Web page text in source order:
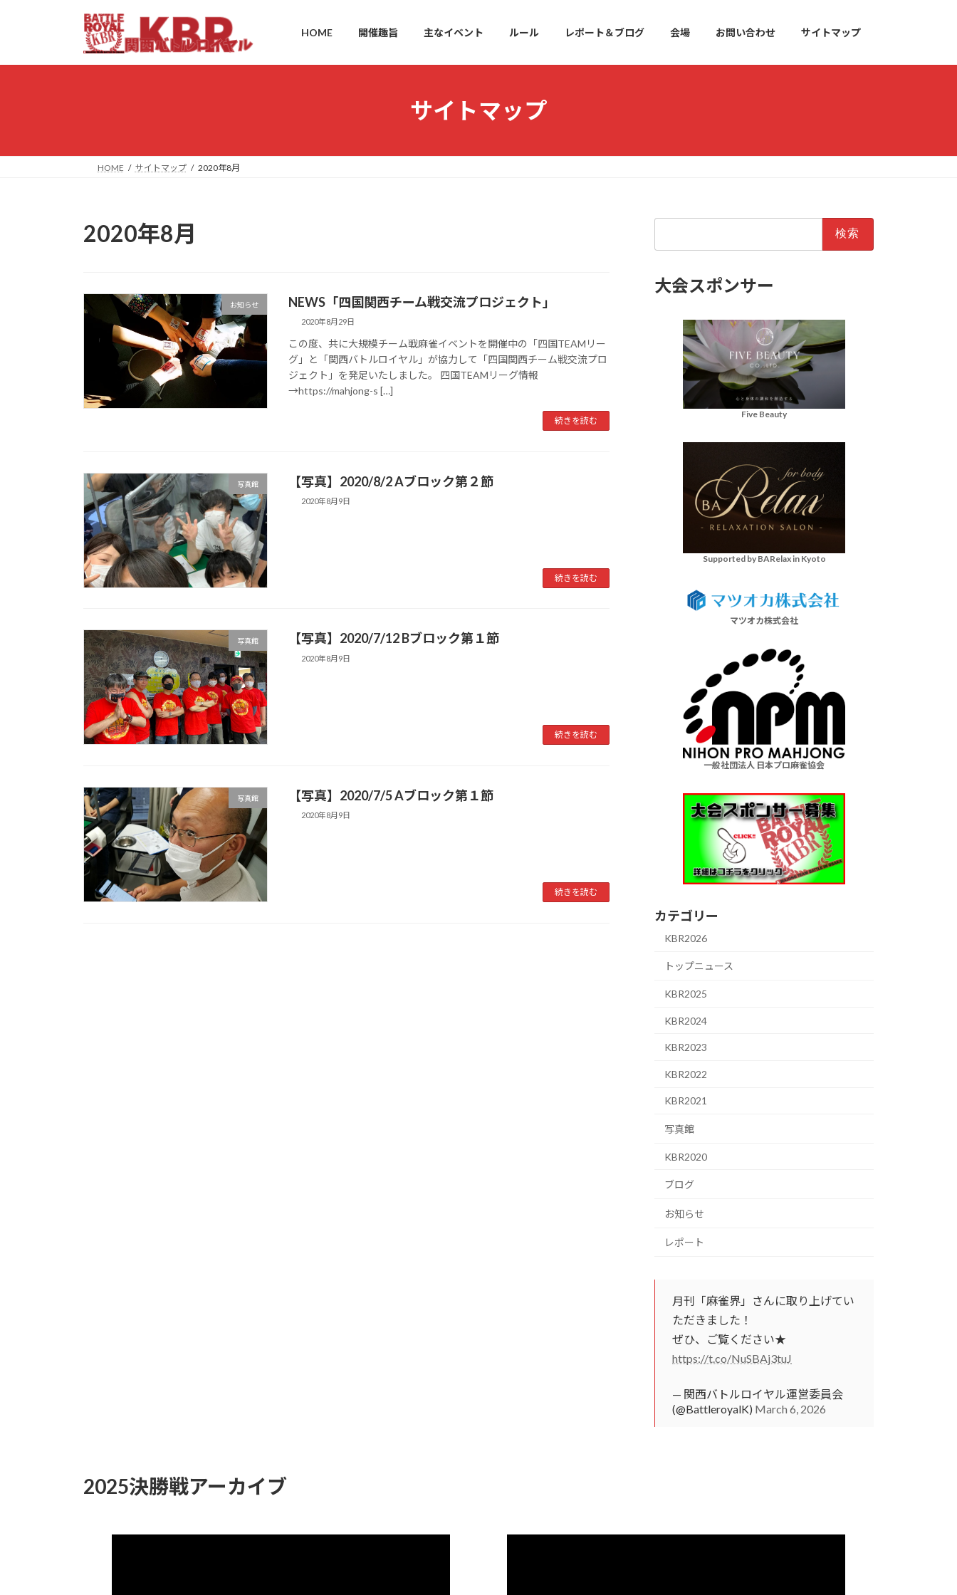
HOME 開催趣旨 主なイベント ルール レポート＆ブログ 会場 お問い合わせ サイトマップ
サイトマップ
HOME サイトマップ 2020年8月
2020年8月
お知らせ NEWS「四国関西チーム戦交流プロジェクト」
2020年8月29日
この度、共に大規模チーム戦麻雀イベントを開催中の「四国TEAMリー
グ」と「関西バトルロイヤル」が協力して「四国関西チーム戦交流プロ
ジェクト」を発足いたしました。 四国TEAMリーグ情報
→https://mahjong-s […]
続きを読む
写真館 【写真】2020/8/2 Aブロック第２節
2020年8月9日
続きを読む
写真館 【写真】2020/7/12 Bブロック第１節
2020年8月9日
続きを読む
写真館 【写真】2020/7/5 Aブロック第１節
2020年8月9日
続きを読む
大会スポンサー
Five Beauty
Supported by BARelax in Kyoto
マツオカ株式会社
一般社団法人 日本プロ麻雀協会
カテゴリー
KBR2026
トップニュース
KBR2025
KBR2024
KBR2023
KBR2022
KBR2021
写真館
KBR2020
ブログ
お知らせ
レポート
月刊「麻雀界」さんに取り上げてい
ただきました！
ぜひ、ご覧ください★
https://t.co/NuSBAj3tuJ
— 関西バトルロイヤル運営委員会
(@BattleroyalK) March 6, 2026
2025決勝戦アーカイブ